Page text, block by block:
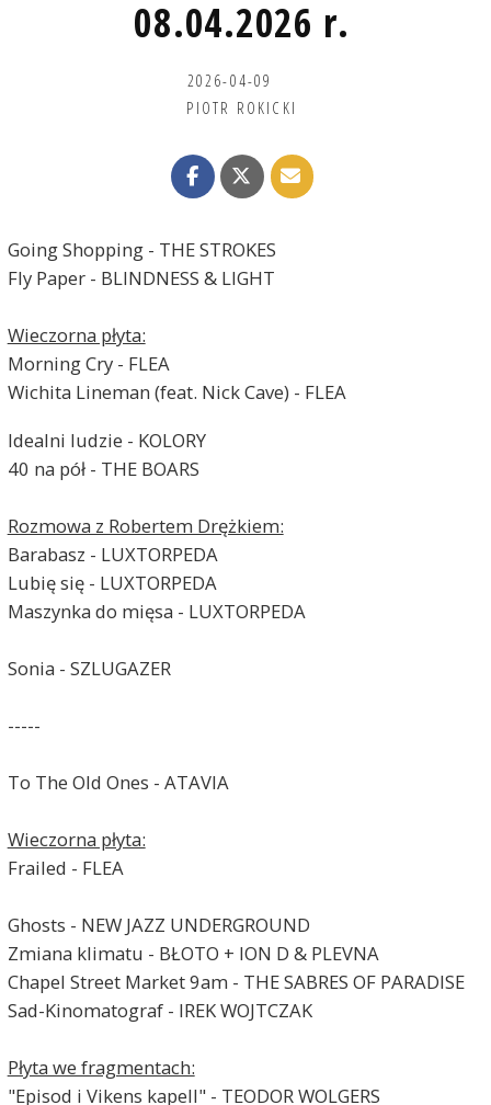
08.04.2026 r.
2026-04-09
PIOTR ROKICKI
Going Shopping - THE STROKES
Fly Paper - BLINDNESS & LIGHT
Wieczorna płyta:
Morning Cry - FLEA
Wichita Lineman (feat. Nick Cave) - FLEA
Idealni ludzie - KOLORY
40 na pół - THE BOARS
Rozmowa z Robertem Drężkiem:
Barabasz - LUXTORPEDA
Lubię się - LUXTORPEDA
Maszynka do mięsa - LUXTORPEDA
Sonia - SZLUGAZER
-----
To The Old Ones - ATAVIA
Wieczorna płyta:
Frailed - FLEA
Ghosts - NEW JAZZ UNDERGROUND
Zmiana klimatu - BŁOTO + ION D & PLEVNA
Chapel Street Market 9am - THE SABRES OF PARADISE
Sad-Kinomatograf - IREK WOJTCZAK
Płyta we fragmentach:
"Episod i Vikens kapell" - TEODOR WOLGERS